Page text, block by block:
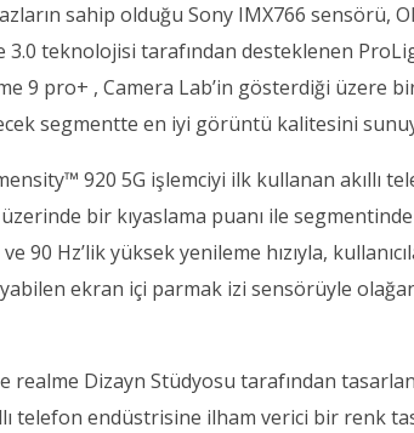
sahip olduğu Sony IMX766 sensörü,
3.0 teknolojisi tarafından desteklenen
9 pro+ , Camera Lab’in gösterdiği üzere
segmentte en iyi görüntü kalitesini
920 5G işlemciyi ilk kullanan akıllı
üzerinde bir kıyaslama puanı ile
90 Hz’lik yüksek yenileme hızıyla,
ekran içi parmak izi sensörüyle
realme Dizayn Stüdyosu tarafından
telefon endüstrisine ilham verici bir renk